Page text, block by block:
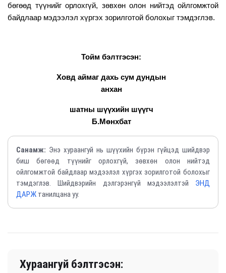
бөгөөд түүнийг орлохгүй, зөвхөн олон нийтэд ойлгомжтой
байдлаар мэдээлэл хүргэх зорилготой болохыг тэмдэглэв.
Тойм бэлтгэсэн:
Ховд аймаг дахь сум дундын
анхан
шатны шүүхийн шүүгч
Б.Мөнхбат
Санамж: Энэ хураангуй нь шүүхийн бүрэн гүйцэд шийдвэр
биш бөгөөд түүнийг орлохгүй, зөвхөн олон нийтэд
ойлгомжтой байдлаар мэдээлэл хүргэх зорилготой болохыг
тэмдэглэв. Шийдвэрийн дэлгэрэнгүй мэдээлэлтэй ЭНД
ДАРЖ танилцана уу.
Хураангуй бэлтгэсэн: